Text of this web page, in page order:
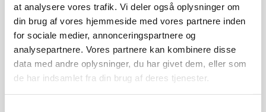
at analysere vores trafik. Vi deler også oplysninger om
din brug af vores hjemmeside med vores partnere inden
for sociale medier, annonceringspartnere og
analysepartnere. Vores partnere kan kombinere disse
data med andre oplysninger, du har givet dem, eller som
de har indsamlet fra din brug af deres tjenester.
NYHEDER FRA FACEBOOK